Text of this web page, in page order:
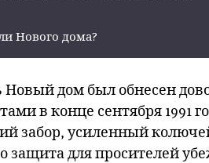
Нового дома?
Новый дом был обнесен
в конце сентября 1991
забор, усиленный
защита для просителей